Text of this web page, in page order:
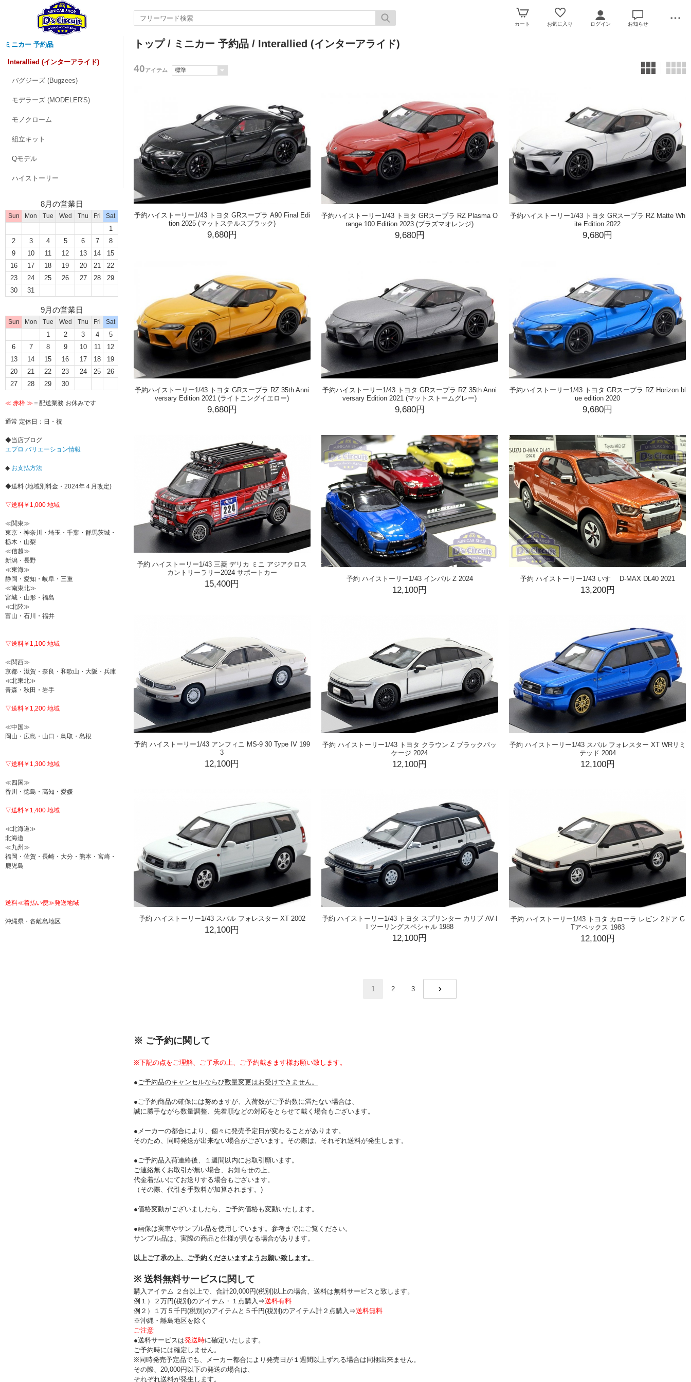
カート お気に入り ログイン お知らせ
ミニカー 予約品
Interallied (インターアライド)
バグジーズ (Bugzees)
モデラーズ (MODELER'S)
モノクローム
組立キット
Qモデル
ハイストーリー
8月の営業日
Sun Mon Tue Wed Thu Fri Sat
1
2
3 4 5 6 7
8
9
10 11 12 13 14
15
16
17 18 19 20 21
22
23
24 25 26 27 28
29
30
31
9月の営業日
Sun Mon Tue Wed Thu Fri Sat
1 2 3 4
5
6
7 8 9 10 11
12
13
14 15 16 17 18
19
20
21 22 23 24 25
26
27
28 29 30
≪ 赤枠 ≫ ＝配送業務 お休みです
通常 定休日：日・祝
◆当店ブログ
エブロ バリエーション情報
◆ お支払方法
◆送料 (地域別料金・2024年４月改定)
▽送料￥1,000 地域
≪関東≫
東京・神奈川・埼玉・千葉・群馬茨城・
栃木・山梨
≪信越≫
新潟・長野
≪東海≫
静岡・愛知・岐阜・三重
≪南東北≫
宮城・山形・福島
≪北陸≫
富山・石川・福井
▽送料￥1,100 地域
≪関西≫
京都・滋賀・奈良・和歌山・大阪・兵庫
≪北東北≫
青森・秋田・岩手
▽送料￥1,200 地域
≪中国≫
岡山・広島・山口・鳥取・島根
▽送料￥1,300 地域
≪四国≫
香川・徳島・高知・愛媛
▽送料￥1,400 地域
≪北海道≫
北海道
≪九州≫
福岡・佐賀・長崎・大分・熊本・宮崎・
鹿児島
送料≪着払い便≫発送地域
沖縄県・各離島地区
トップ/ ミニカー 予約品 / Interallied (インターアライド)
40アイテム
予約ハイストーリー1/43 トヨタ GRスープラ A90 Final Edi
tion 2025 (マットステルスブラック)
9,680円
予約ハイストーリー1/43 トヨタ GRスープラ RZ Plasma O
range 100 Edition 2023 (プラズマオレンジ)
9,680円
予約ハイストーリー1/43 トヨタ GRスープラ RZ Matte Wh
ite Edition 2022
9,680円
予約ハイストーリー1/43 トヨタ GRスープラ RZ 35th Anni
versary Edition 2021 (ライトニングイエロー)
9,680円
予約ハイストーリー1/43 トヨタ GRスープラ RZ 35th Anni
versary Edition 2021 (マットストームグレー)
9,680円
予約ハイストーリー1/43 トヨタ GRスープラ RZ Horizon bl
ue edition 2020
9,680円
予約 ハイストーリー1/43 三菱 デリカ ミニ アジアクロス
カントリーラリー2024 サポートカー
15,400円
予約 ハイストーリー1/43 インパル Z 2024
12,100円
予約 ハイストーリー1/43 いすゞ D-MAX DL40 2021
13,200円
予約 ハイストーリー1/43 アンフィニ MS-9 30 Type IV 199
3
12,100円
予約 ハイストーリー1/43 トヨタ クラウン Z ブラックパッ
ケージ 2024
12,100円
予約 ハイストーリー1/43 スバル フォレスター XT WRリミ
テッド 2004
12,100円
予約 ハイストーリー1/43 スバル フォレスター XT 2002
12,100円
予約 ハイストーリー1/43 トヨタ スプリンター カリブ AV-I
I ツーリングスペシャル 1988
12,100円
予約 ハイストーリー1/43 トヨタ カローラ レビン 2ドア G
Tアペックス 1983
12,100円
1 2
3
※ ご予約に関して
※下記の点をご理解、ご了承の上、ご予約戴きます様お願い致します。
●ご予約品のキャンセルならび数量変更はお受けできません。
●ご予約商品の確保には努めますが、入荷数がご予約数に満たない場合は、
誠に勝手ながら数量調整、先着順などの対応をとらせて戴く場合もございます。
●メーカーの都合により、個々に発売予定日が変わることがあります。
そのため、同時発送が出来ない場合がございます。その際は、それぞれ送料が発生します。
●ご予約品入荷連絡後、１週間以内にお取引願います。
ご連絡無くお取引が無い場合、お知らせの上、
代金着払いにてお送りする場合もございます。
（その際、代引き手数料が加算されます。)
●価格変動がございましたら、ご予約価格も変動いたします。
●画像は実車やサンプル品を使用しています。参考までにご覧ください。
サンプル品は、実際の商品と仕様が異なる場合があります。
以上ご了承の上、ご予約くださいますようお願い致します。
※ 送料無料サービスに関して
購入アイテム ２台以上で、合計20,000円(税別)以上の場合、送料は無料サービスと致します。
例１）２万円(税別)のアイテム・１点購入⇒送料有料
例２）１万５千円(税別)のアイテムと５千円(税別)のアイテム計２点購入⇒送料無料
※沖縄・離島地区を除く
ご注意
●送料サービスは発送時に確定いたします。
ご予約時には確定しません。
※同時発売予定品でも、メーカー都合により発売日が１週間以上ずれる場合は同梱出来ません。
その際、20,000円以下の発送の場合は、
それぞれ送料が発生します。